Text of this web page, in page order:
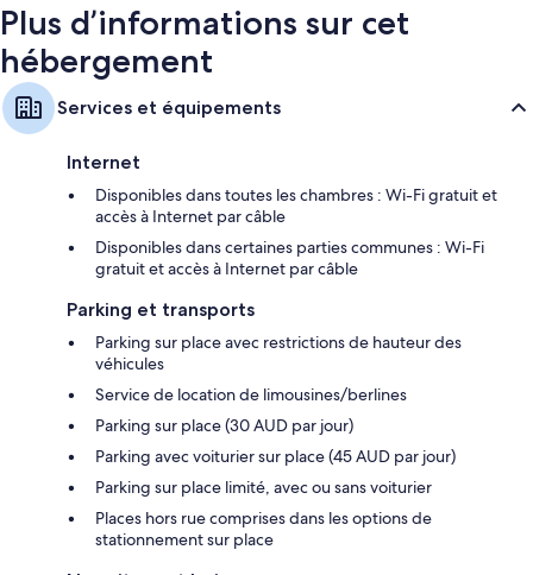
Plus d’informations sur cet
hébergement
Services et équipements
Internet
Disponibles dans toutes les chambres : Wi-Fi gratuit et
accès à Internet par câble
Disponibles dans certaines parties communes : Wi-Fi
gratuit et accès à Internet par câble
Parking et transports
Parking sur place avec restrictions de hauteur des
véhicules
Service de location de limousines/berlines
Parking sur place (30 AUD par jour)
Parking avec voiturier sur place (45 AUD par jour)
Parking sur place limité, avec ou sans voiturier
Places hors rue comprises dans les options de
stationnement sur place